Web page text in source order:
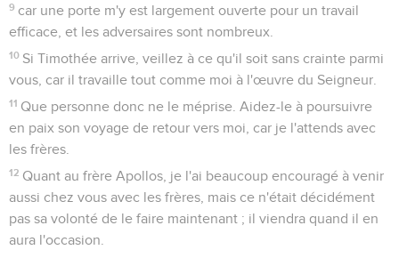
9 car une porte m'y est largement ouverte pour un travail
efficace, et les adversaires sont nombreux.
10 Si Timothée arrive, veillez à ce qu'il soit sans crainte parmi
vous, car il travaille tout comme moi à l'œuvre du Seigneur.
11 Que personne donc ne le méprise. Aidez-le à poursuivre
en paix son voyage de retour vers moi, car je l'attends avec
les frères.
12 Quant au frère Apollos, je l'ai beaucoup encouragé à venir
aussi chez vous avec les frères, mais ce n'était décidément
pas sa volonté de le faire maintenant ; il viendra quand il en
aura l'occasion.